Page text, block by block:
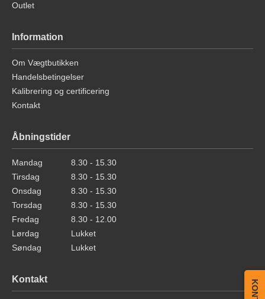
Outlet
Information
Om Vægtbutikken
Handelsbetingelser
Kalibrering og certificering
Kontakt
Åbningstider
Mandag
8.30 - 15.30
Tirsdag
8.30 - 15.30
Onsdag
8.30 - 15.30
Torsdag
8.30 - 15.30
Fredag
8.30 - 12.00
Lørdag
Lukket
Søndag
Lukket
Kontakt